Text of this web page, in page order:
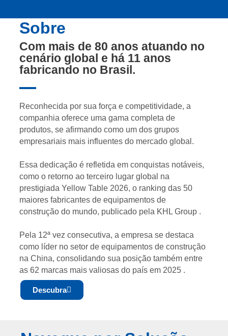
Sobre
Com mais de 80 anos atuando no
cenário global e há 11 anos
fabricando no Brasil.
Reconhecida por sua força e competitividade, a
companhia oferece uma gama completa de
produtos, se afirmando como um dos grupos
empresariais mais influentes do mercado global.
Essa dedicação é refletida em conquistas notáveis,
como o retorno ao terceiro lugar global na
prestigiada Yellow Table 2026, o ranking das 50
maiores fabricantes de equipamentos de
construção do mundo, publicado pela KHL Group .
Pela 12ª vez consecutiva, a empresa se destaca
como líder no setor de equipamentos de construção
na China, consolidando sua posição também entre
as 62 marcas mais valiosas do país em 2025
Descubra